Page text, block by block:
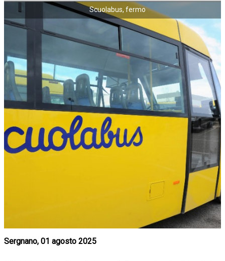
Scuolabus, fermo
Sergnano, 01 agosto 2025